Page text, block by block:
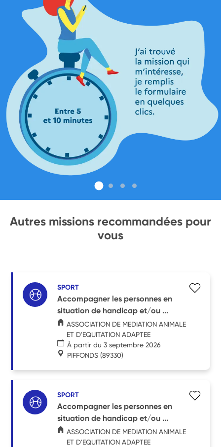
Autres missions recommandées pour
vous
SPORT
Accompagner les personnes en
situation de handicap et/ou ...
ASSOCIATION DE MEDIATION ANIMALE
ET D'EQUITATION ADAPTEE
À partir du 3 septembre 2026
PIFFONDS (89330)
SPORT
Accompagner les personnes en
situation de handicap et/ou ...
ASSOCIATION DE MEDIATION ANIMALE
ET D'EQUITATION ADAPTEE